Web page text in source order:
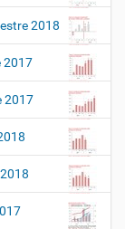
2018
2017
2017